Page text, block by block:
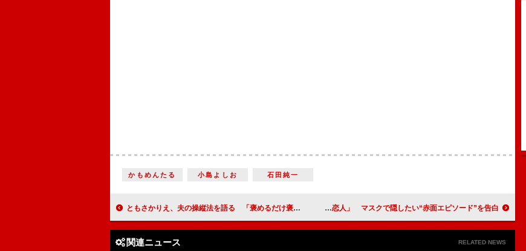
かもめんたる 小島よしお 石田純一
ともさかりえ、夫の操縦法を語る 「褒めるだけ褒める」 ホラン千秋「今は仕事が恋人」 マスクで隠したい“赤面エピソード”を告白
関連ニュース RELATED NEWS